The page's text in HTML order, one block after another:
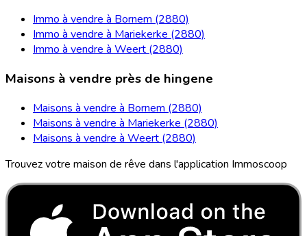
Immo à vendre à Bornem (2880)
Immo à vendre à Mariekerke (2880)
Immo à vendre à Weert (2880)
Maisons à vendre près de hingene
Maisons à vendre à Bornem (2880)
Maisons à vendre à Mariekerke (2880)
Maisons à vendre à Weert (2880)
Trouvez votre maison de rêve dans l'application Immoscoop